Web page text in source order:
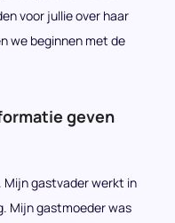
voor jullie over haar
we beginnen met de
geven
Mijn gastvader werkt in
Mijn gastmoeder was